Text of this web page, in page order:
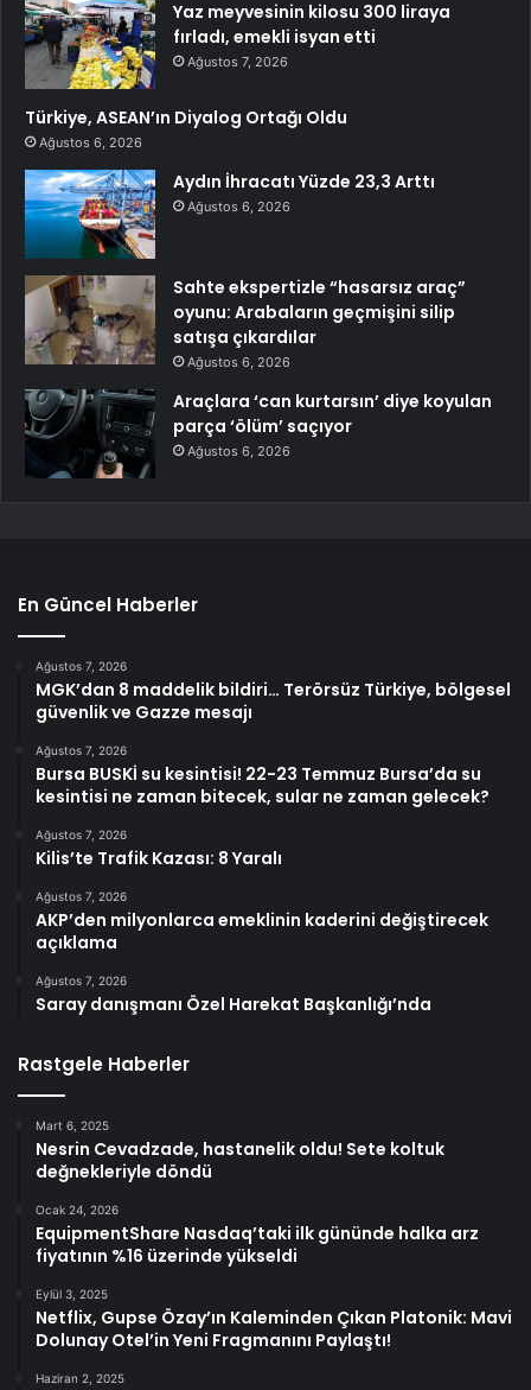
Yaz meyvesinin kilosu 300 liraya
fırladı, emekli isyan etti
Ağustos 7, 2026
Türkiye, ASEAN’ın Diyalog Ortağı Oldu
Ağustos 6, 2026
Aydın İhracatı Yüzde 23,3 Arttı
Ağustos 6, 2026
Sahte ekspertizle “hasarsız araç”
oyunu: Arabaların geçmişini silip
satışa çıkardılar
Ağustos 6, 2026
Araçlara ‘can kurtarsın’ diye koyulan
parça ‘ölüm’ saçıyor
Ağustos 6, 2026
En Güncel Haberler
Ağustos 7, 2026
MGK’dan 8 maddelik bildiri… Terörsüz Türkiye, bölgesel
güvenlik ve Gazze mesajı
Ağustos 7, 2026
Bursa BUSKİ su kesintisi! 22-23 Temmuz Bursa’da su
kesintisi ne zaman bitecek, sular ne zaman gelecek?
Ağustos 7, 2026
Kilis’te Trafik Kazası: 8 Yaralı
Ağustos 7, 2026
AKP’den milyonlarca emeklinin kaderini değiştirecek
açıklama
Ağustos 7, 2026
Saray danışmanı Özel Harekat Başkanlığı’nda
Rastgele Haberler
Mart 6, 2025
Nesrin Cevadzade, hastanelik oldu! Sete koltuk
değnekleriyle döndü
Ocak 24, 2026
EquipmentShare Nasdaq’taki ilk gününde halka arz
fiyatının %16 üzerinde yükseldi
Eylül 3, 2025
Netflix, Gupse Özay’ın Kaleminden Çıkan Platonik: Mavi
Dolunay Otel’in Yeni Fragmanını Paylaştı!
Haziran 2, 2025